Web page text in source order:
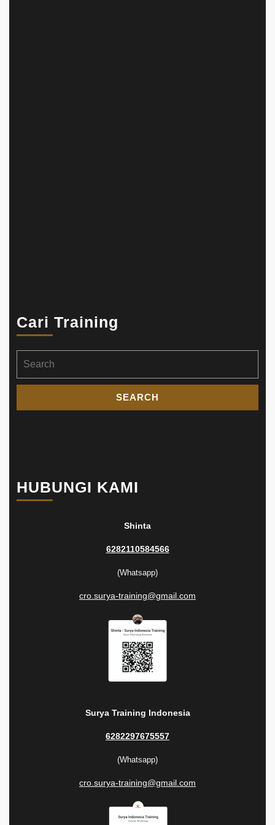
Cari Training
for:
HUBUNGI KAMI
Shinta
6282110584566
(Whatsapp)
cro.surya-training@gmail.com
Surya Training Indonesia
6282297675557
(Whatsapp)
cro.surya-training@gmail.com